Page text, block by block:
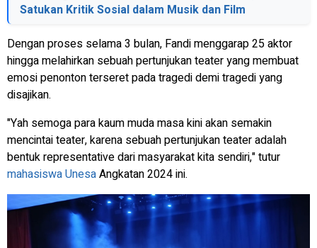
Satukan Kritik Sosial dalam Musik dan Film
Dengan proses selama 3 bulan, Fandi menggarap 25 aktor
hingga melahirkan sebuah pertunjukan teater yang membuat
emosi penonton terseret pada tragedi demi tragedi yang
disajikan.
"Yah semoga para kaum muda masa kini akan semakin
mencintai teater, karena sebuah pertunjukan teater adalah
bentuk representative dari masyarakat kita sendiri," tutur
mahasiswa UnesaAngkatan 2024 ini.